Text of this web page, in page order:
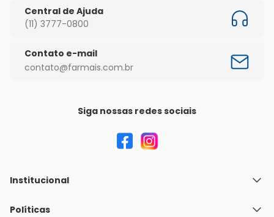
Central de Ajuda
(11) 3777-0800
Contato e-mail
contato@farmais.com.br
Siga nossas redes sociais
Institucional
Quem Somos
Políticas